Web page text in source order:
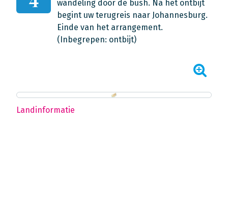
wandeling door de bush. Na het ontbijt
begint uw terugreis naar Johannesburg.
Einde van het arrangement.
(Inbegrepen: ontbijt)
Landinformatie